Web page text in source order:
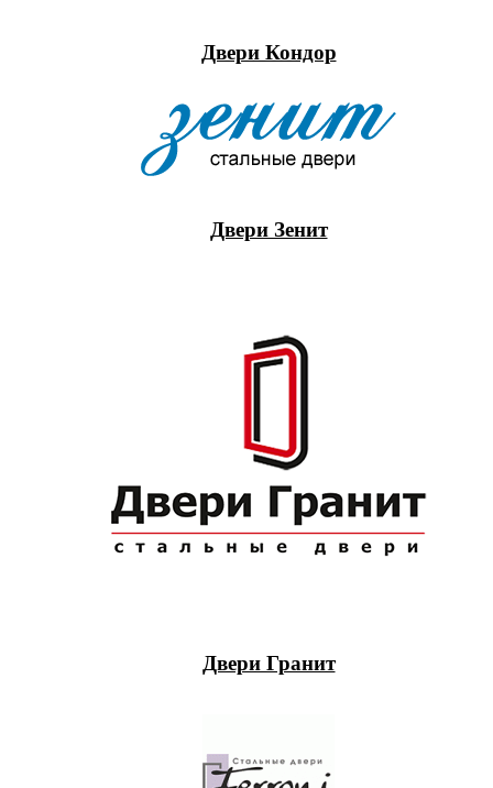
Двери Кондор
Двери Зенит
Двери Гранит